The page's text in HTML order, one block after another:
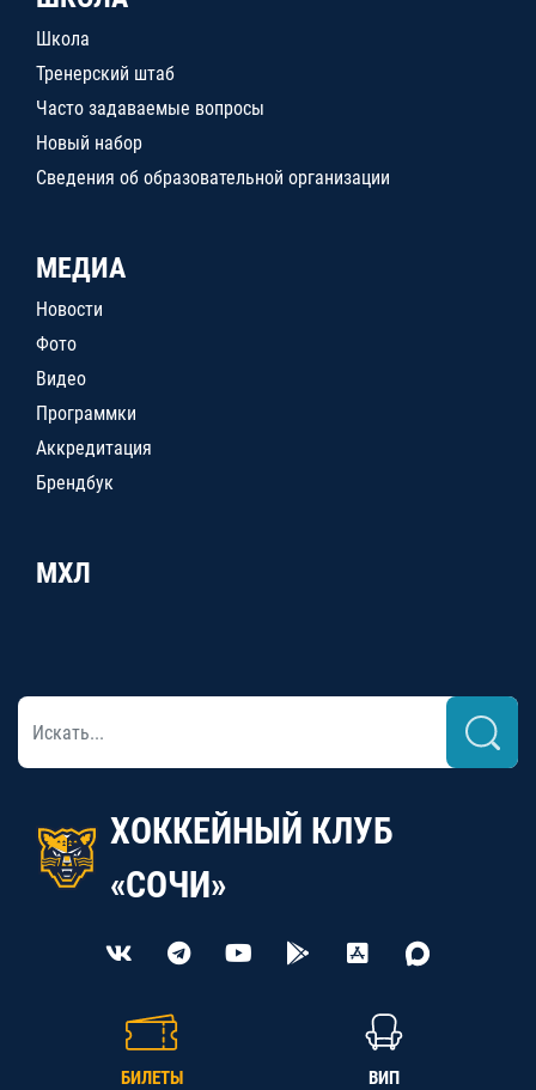
Школа
Тренерский штаб
Часто задаваемые вопросы
Новый набор
Сведения об образовательной организации
МЕДИА
Новости
Фото
Видео
Программки
Аккредитация
Брендбук
МХЛ
ХОККЕЙНЫЙ КЛУБ
«СОЧИ»
БИЛЕТЫ ВИП